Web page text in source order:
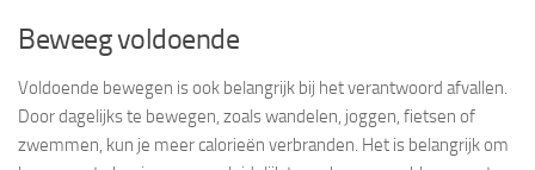
Beweeg voldoende
Voldoende bewegen is ook belangrijk bij het verantwoord afvallen.
Door dagelijks te bewegen, zoals wandelen, joggen, fietsen of
zwemmen, kun je meer calorieën verbranden. Het is belangrijk om